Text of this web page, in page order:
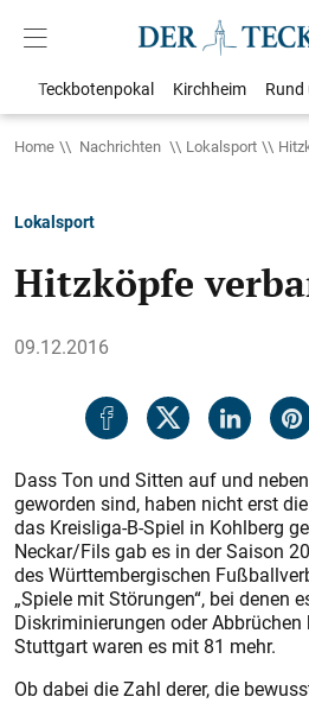
Teckbotenpokal Kirchheim Rund
Home Nachrichten Lokalsport
Lokalsport
Hitzköpfe
09.12.2016
Dass Ton und Sitten auf und
geworden sind, haben nicht erst
das Kreisliga-B-Spiel in Kohlberg
Neckar/Fils gab es in der Saison
des Württembergischen
„Spiele mit Störungen“, bei denen
Diskriminierungen oder
Stuttgart waren es mit 81 mehr.
Ob dabei die Zahl derer, die